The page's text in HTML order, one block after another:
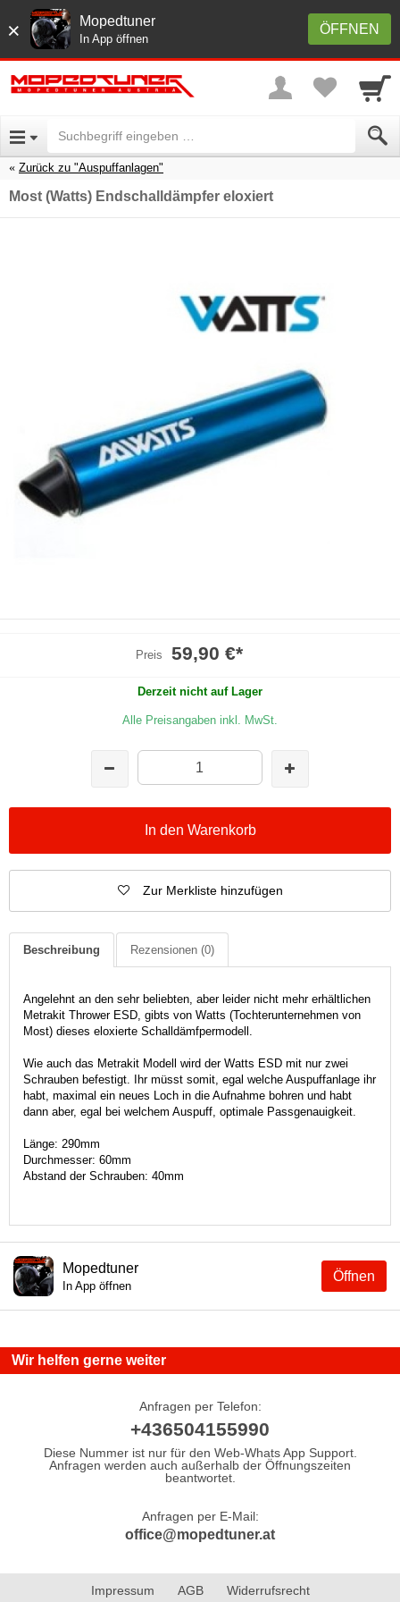
× ÖFFNEN
Mopedtuner
In App öffnen
Zurück zu "Auspuffanlagen"
Most (Watts) Endschalldämpfer eloxiert
Preis 59,90 €*
Derzeit nicht auf Lager
Alle Preisangaben inkl. MwSt.
In den Warenkorb
Zur Merkliste hinzufügen
Beschreibung Rezensionen (0)
Angelehnt an den sehr beliebten, aber leider nicht mehr erhältlichen
Metrakit Thrower ESD, gibts von Watts (Tochterunternehmen von
Most) dieses eloxierte Schalldämfpermodell.
Wie auch das Metrakit Modell wird der Watts ESD mit nur zwei
Schrauben befestigt. Ihr müsst somit, egal welche Auspuffanlage ihr
habt, maximal ein neues Loch in die Aufnahme bohren und habt
dann aber, egal bei welchem Auspuff, optimale Passgenauigkeit.
Länge: 290mm
Durchmesser: 60mm
Abstand der Schrauben: 40mm
Öffnen
Mopedtuner
In App öffnen
Wir helfen gerne weiter
Anfragen per Telefon:
+436504155990
Diese Nummer ist nur für den Web-Whats App Support.
Anfragen werden auch außerhalb der Öffnungszeiten
beantwortet.
Anfragen per E-Mail:
office@mopedtuner.at
Impressum AGB Widerrufsrecht